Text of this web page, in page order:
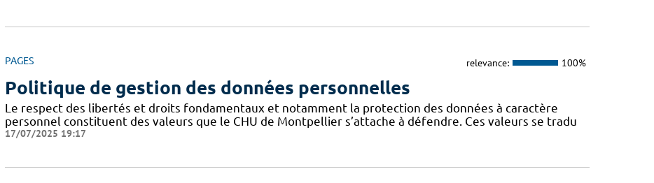
PAGES relevance: 100%
Politique de gestion des données personnelles
Le respect des libertés et droits fondamentaux et notamment la protection des données à caractère
personnel constituent des valeurs que le CHU de Montpellier s’attache à défendre. Ces valeurs se tradu
17/07/2025 19:17